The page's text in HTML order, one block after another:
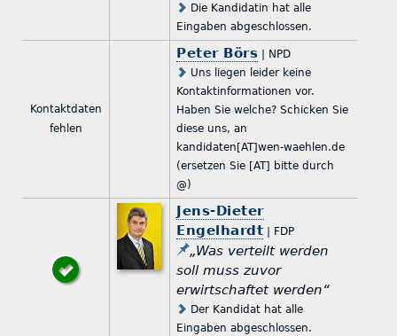
Die Kandidatin hat alle
Eingaben abgeschlossen.
Kontaktdaten
fehlen
Peter Börs | NPD
Uns liegen leider keine
Kontaktinformationen vor.
Haben Sie welche? Schicken Sie
diese uns, an
kandidaten[AT]wen-waehlen.de
(ersetzen Sie [AT] bitte durch
@)
Jens-Dieter
Engelhardt | FDP
„Was verteilt werden
soll muss zuvor
erwirtschaftet werden“
Der Kandidat hat alle
Eingaben abgeschlossen.